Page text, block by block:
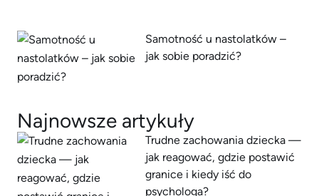
Samotność u nastolatków –
jak sobie poradzić?
Najnowsze artykuły
Trudne zachowania dziecka —
jak reagować, gdzie postawić
granice i kiedy iść do
psychologa?